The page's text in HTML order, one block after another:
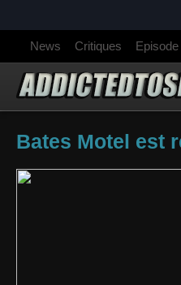
News Critiques
Bates Motel est